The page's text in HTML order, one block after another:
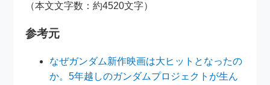
（本文文字数：約4520文字）
参考元
なぜガンダム新作映画は大ヒットとなったの
か。5年越しのガンダムプロジェクトが生ん